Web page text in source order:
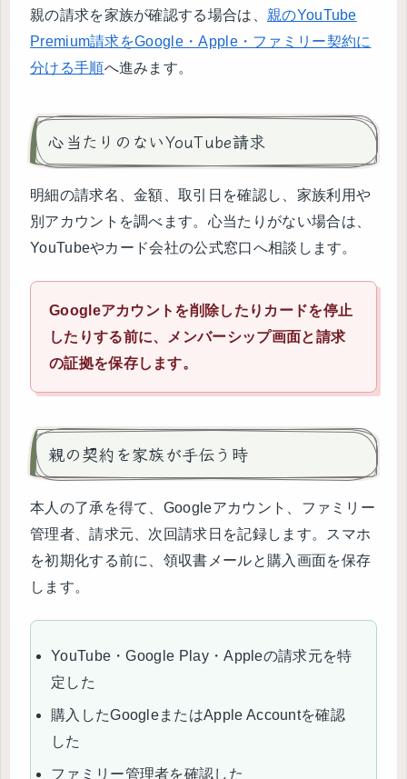
親の請求を家族が確認する場合は、 親のYouTube
Premium請求をGoogle・Apple・ファミリー契約に
分ける手順へ進みます。
心当たりのないYouTube請求
明細の請求名、金額、取引日を確認し、家族利用や
別アカウントを調べます。心当たりがない場合は、
YouTubeやカード会社の公式窓口へ相談します。
Googleアカウントを削除したりカードを停止
したりする前に、メンバーシップ画面と請求
の証拠を保存します。
親の契約を家族が手伝う時
本人の了承を得て、Googleアカウント、ファミリー
管理者、請求元、次回請求日を記録します。スマホ
を初期化する前に、領収書メールと購入画面を保存
します。
YouTube・Google Play・Appleの請求元を特
定した
購入したGoogleまたはApple Accountを確認
した
ファミリー管理者を確認した